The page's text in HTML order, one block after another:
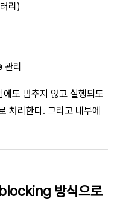
리)
관리
도 멈추지 않고 실행되도
처리한다. 그리고 내부에
방식으로